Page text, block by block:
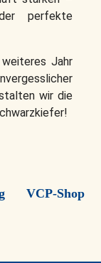
perfekte
Jahr
wir die
VCP-Shop